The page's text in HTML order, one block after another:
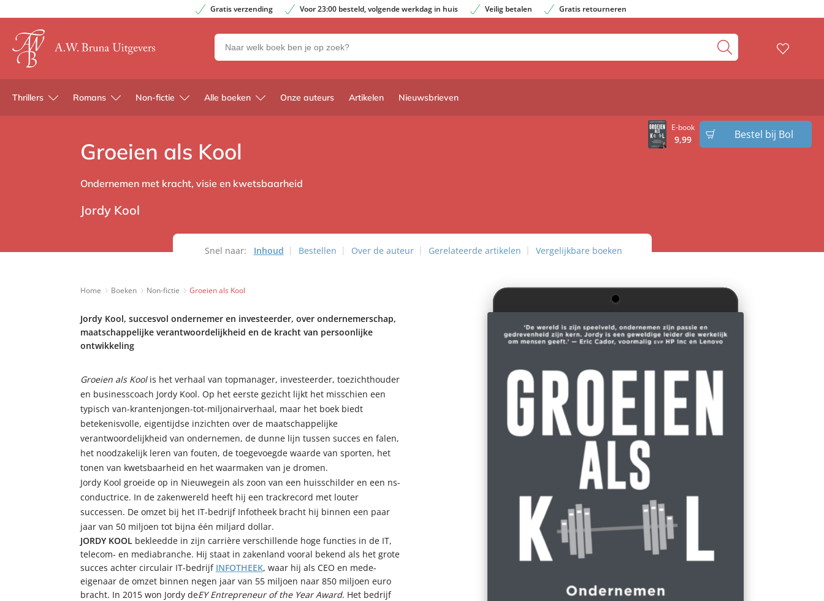
Gratis verzending Voor 23:00 besteld, volgende werkdag in huis Veilig betalen Gratis retourneren
Zoeken
naar
en
uitgevers
Thrillers Romans Non-fictie Alle boeken Onze auteurs Artikelen Nieuwsbrieven
E-book
9,99 Bestel bij Bol
Groeien als Kool
Ondernemen met kracht, visie en kwetsbaarheid
Jordy Kool
Snel naar: Inhoud Bestellen Over de auteur Gerelateerde artikelen Vergelijkbare boeken
Home Boeken Non-fictie Groeien als Kool
Jordy Kool, succesvol ondernemer en investeerder, over ondernemerschap,
maatschappelijke verantwoordelijkheid en de kracht van persoonlijke
ontwikkeling
Groeien als Koolis het verhaal van topmanager, investeerder, toezichthouder
en businesscoach Jordy Kool. Op het eerste gezicht lijkt het misschien een
typisch van-krantenjongen-tot-miljonairverhaal, maar het boek biedt
betekenisvolle, eigentijdse inzichten over de maatschappelijke
verantwoordelijkheid van ondernemen, de dunne lijn tussen succes en falen,
het noodzakelijk leren van fouten, de toegevoegde waarde van sporten, het
tonen van kwetsbaarheid en het waarmaken van je dromen.
Jordy Kool groeide op in Nieuwegein als zoon van een huisschilder en een ns-
conductrice. In de zakenwereld heeft hij een trackrecord met louter
successen. De omzet bij het IT-bedrijf Infotheek bracht hij binnen een paar
jaar van 50 miljoen tot bijna één miljard dollar.
JORDY KOOLbekleedde in zijn carrière verschillende hoge functies in de IT,
telecom- en mediabranche. Hij staat in zakenland vooral bekend als het grote
succes achter circulair IT-bedrijf INFOTHEEK, waar hij als CEO en mede-
eigenaar de omzet binnen negen jaar van 55 miljoen naar 850 miljoen euro
bracht. In 2015 won Jordy deEY Entrepreneur of the Year Award. Het bedrijf